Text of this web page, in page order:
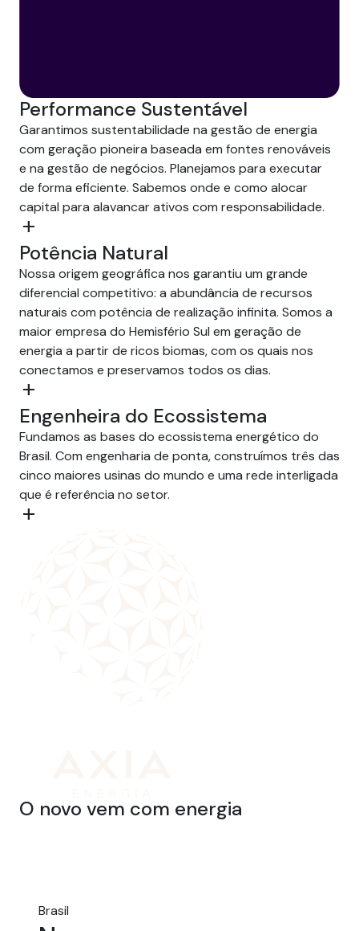
Performance Sustentável
Garantimos sustentabilidade na gestão de energia
com geração pioneira baseada em fontes renováveis
e na gestão de negócios. Planejamos para executar
de forma eficiente. Sabemos onde e como alocar
capital para alavancar ativos com responsabilidade.
add
Potência Natural
Nossa origem geográfica nos garantiu um grande
diferencial competitivo: a abundância de recursos
naturais com potência de realização infinita. Somos a
maior empresa do Hemisfério Sul em geração de
energia a partir de ricos biomas, com os quais nos
conectamos e preservamos todos os dias.
add
Engenheira do Ecossistema
Fundamos as bases do ecossistema energético do
Brasil. Com engenharia de ponta, construímos três das
cinco maiores usinas do mundo e uma rede interligada
que é referência no setor.
add
O novo vem com energia
Brasil